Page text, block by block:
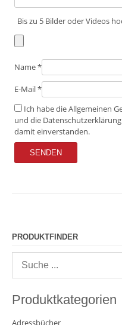
Bis zu 5 Bilder oder Videos
Name*
E-Mail*
Ich habe die Allgemeinen
und die
damit einverstanden.
PRODUKTFINDER
Produktkategorien
Adressbücher